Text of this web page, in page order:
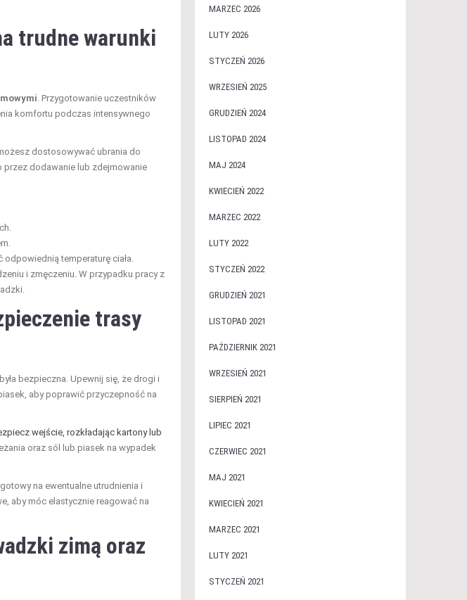
trudne warunki
. Przygotowanie uczestników
komfortu podczas intensywnego
dostosowywać ubrania do
przez dodawanie lub zdejmowanie
temperaturę ciała.
i zmęczeniu. W przypadku pracy z
trasy
bezpieczna. Upewnij się, że drogi i
aby poprawić przyczepność na
wejście, rozkładając kartony lub
oraz sól lub piasek na wypadek
na ewentualne utrudnienia i
aby móc elastycznie reagować na
zimą oraz
MARZEC 2026
LUTY 2026
STYCZEŃ 2026
WRZESIEŃ 2025
GRUDZIEŃ 2024
LISTOPAD 2024
MAJ 2024
KWIECIEŃ 2022
MARZEC 2022
LUTY 2022
STYCZEŃ 2022
GRUDZIEŃ 2021
LISTOPAD 2021
PAŹDZIERNIK 2021
WRZESIEŃ 2021
SIERPIEŃ 2021
LIPIEC 2021
CZERWIEC 2021
MAJ 2021
KWIECIEŃ 2021
MARZEC 2021
LUTY 2021
STYCZEŃ 2021